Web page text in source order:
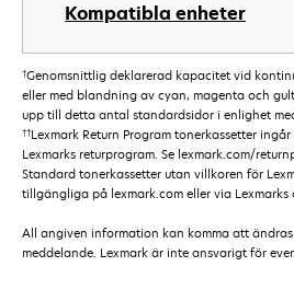
Kompatibla enheter
†Genomsnittlig deklarerad kapacitet vid
eller med blandning av cyan, magenta och
upp till detta antal standardsidor i enlighet
††Lexmark Return Program tonerkassetter
Lexmarks returprogram. Se lexmark.com/
Standard tonerkassetter utan villkoren för
tillgängliga på lexmark.com eller via Lexmarks
All angiven information kan komma att
meddelande. Lexmark är inte ansvarigt för